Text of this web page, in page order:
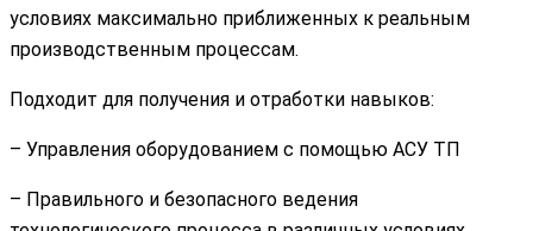
условиях максимально приближенных к реальным
производственным процессам.
Подходит для получения и отработки навыков:
– Управления оборудованием с помощью АСУ ТП
– Правильного и безопасного ведения